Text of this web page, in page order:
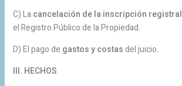
C) Lacancelación de la inscripción registral
el Registro Público de la Propiedad.
D) El pago de gastos y costasdel juicio.
III. HECHOS